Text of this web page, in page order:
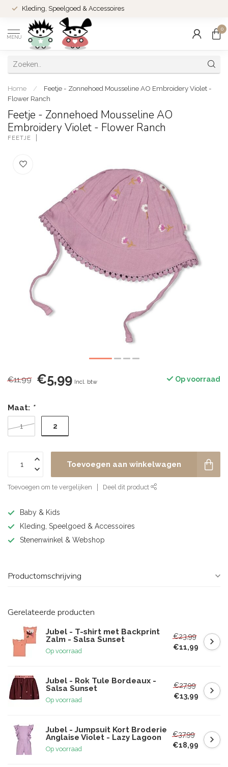
Kleding, Speelgoed & Accessoires
MENU
0
Home /
Feetje - Zonnehoed Mousseline AO Embroidery Violet -
Flower Ranch
Feetje - Zonnehoed Mousseline AO
Embroidery Violet - Flower Ranch
FEETJE
€11,99 €5,99 Incl. btw Op voorraad
Maat: *
1 2
Toevoegen aan winkelwagen
Toevoegen om te vergelijken Deel dit product
Baby & Kids
Kleding, Speelgoed & Accessoires
Stenenwinkel & Webshop
Productomschrijving
Gerelateerde producten
Jubel - T-shirt met Backprint
Zalm - Salsa Sunset
Op voorraad
€23,99
€11,99
Jubel - Rok Tule Bordeaux -
Salsa Sunset
Op voorraad
€27,99
€13,99
Jubel - Jumpsuit Kort Broderie
Anglaise Violet - Lazy Lagoon
Op voorraad
€37,99
€18,99